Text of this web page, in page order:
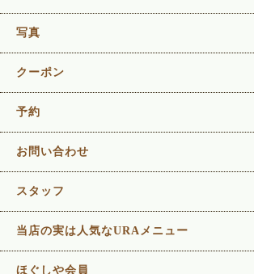
写真
クーポン
予約
お問い合わせ
スタッフ
当店の実は人気なURAメニュー
ほぐしや会員